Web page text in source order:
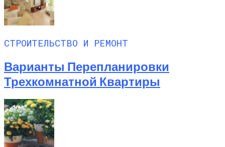
СТРОИТЕЛЬСТВО И РЕМОНТ
Варианты Перепланировки
Трехкомнатной Квартиры